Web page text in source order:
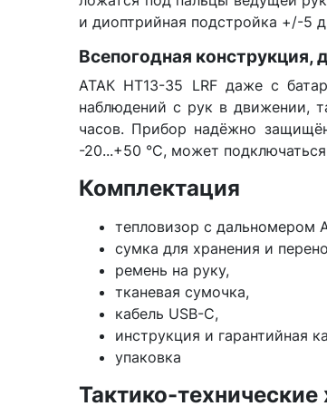
и диоптрийная подстройка +/-5
Всепогодная конструкция,
АТАК HT13-35 LRF даже с
наблюдений с рук в движении,
часов. Прибор надёжно
-20...+50 °C, может
Комплектация
тепловизор с дальномером
сумка для хранения и
ремень на руку,
тканевая сумочка,
кабель USB-C,
инструкция и гарантийная
упаковка
Тактико-технические